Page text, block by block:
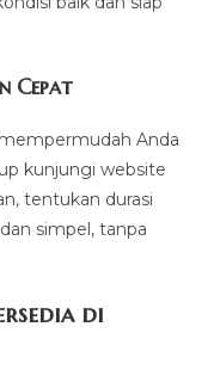
Cepat
Anda
kunjungi website
tentukan durasi
simpel, tanpa
di